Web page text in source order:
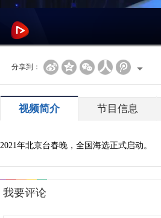
分享到：
视频简介 节目信息
2021年北京台春晚，全国海选正式启动。